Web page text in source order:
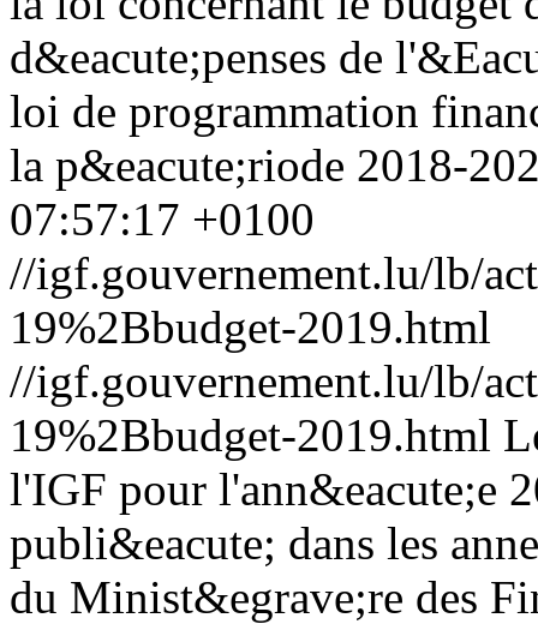
d&eacute;penses de
loi de programmation
la p&eacute;riode 2018-
07:57:17 +0100
//igf.gouvernement.lu/lb/
19%2Bbudget-2019.html
//igf.gouvernement.lu/lb/
19%2Bbudget-2019.html
l'IGF pour l'ann&eacute;e
publi&eacute; dans les
du Minist&egrave;re des